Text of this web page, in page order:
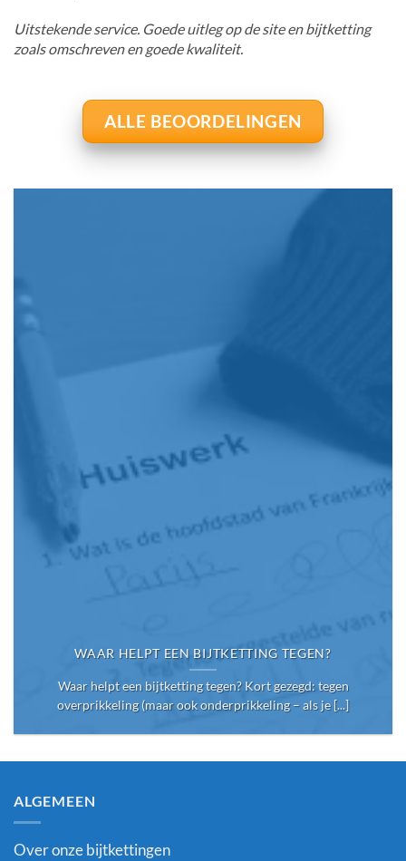
Uitstekende service. Goede uitleg op de site en bijtketting
zoals omschreven en goede kwaliteit.
ALLE BEOORDELINGEN
WAAR HELPT EEN BIJTKETTING TEGEN?
Waar helpt een bijtketting tegen? Kort gezegd: tegen
overprikkeling (maar ook onderprikkeling – als je [...]
ALGEMEEN
Over onze bijtkettingen